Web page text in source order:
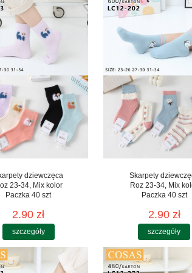
dziewczęca
23-34, Mix kolor
Paczka 40 szt
2.90 zł
szczegóły
Skarpety
Roz 23-34, Mix
Paczka 40 szt
2.90 zł
szczegóły